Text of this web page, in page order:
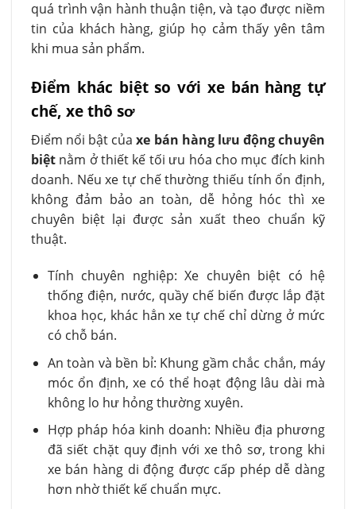
quá trình vận hành thuận tiện, và tạo được niềm
tin của khách hàng, giúp họ cảm thấy yên tâm
khi mua sản phẩm.
Điểm khác biệt so với xe bán hàng tự
chế, xe thô sơ
Điểm nổi bật củaxe bán hàng lưu động chuyên
biệt nằm ở thiết kế tối ưu hóa cho mục đích kinh
doanh. Nếu xe tự chế thường thiếu tính ổn định,
không đảm bảo an toàn, dễ hỏng hóc thì xe
chuyên biệt lại được sản xuất theo chuẩn kỹ
thuật.
Tính chuyên nghiệp: Xe chuyên biệt có hệ
thống điện, nước, quầy chế biến được lắp đặt
khoa học, khác hẳn xe tự chế chỉ dừng ở mức
có chỗ bán.
An toàn và bền bỉ: Khung gầm chắc chắn, máy
móc ổn định, xe có thể hoạt động lâu dài mà
không lo hư hỏng thường xuyên.
Hợp pháp hóa kinh doanh: Nhiều địa phương
đã siết chặt quy định với xe thô sơ, trong khi
xe bán hàng di động được cấp phép dễ dàng
hơn nhờ thiết kế chuẩn mực.